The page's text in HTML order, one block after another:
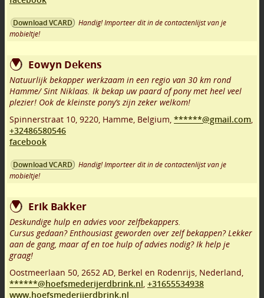
Download VCARD
Handig! Importeer dit in de contactenlijst van je
mobieltje!
Eowyn Dekens
Natuurlijk bekapper werkzaam in een regio van 30 km rond
Hamme/ Sint Niklaas. Ik bekap uw paard of pony met heel veel
plezier! Ook de kleinste pony’s zijn zeker welkom!
Spinnerstraat 10, 9220, Hamme, Belgium, ******@gmail.com,
+32486580546
facebook
Download VCARD
Handig! Importeer dit in de contactenlijst van je
mobieltje!
Erik Bakker
Deskundige hulp en advies voor zelfbekappers.
Cursus gedaan? Enthousiast geworden over zelf bekappen? Lekker
aan de gang, maar af en toe hulp of advies nodig? Ik help je
graag!
Oostmeerlaan 50, 2652 AD, Berkel en Rodenrijs, Nederland,
******@hoefsmederijerdbrink.nl, +31655534938
www.hoefsmederijerdbrink.nl